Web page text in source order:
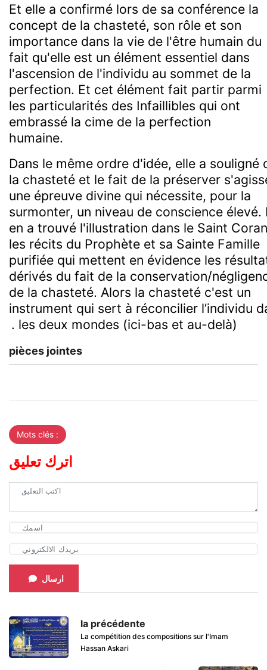
Et elle a confirmé lors de sa conférence la
concept de la chasteté, son rôle et son
importance dans la vie de l'être humain du
fait qu'elle est un élément essentiel dans
l'ascension de l'individu au sommet de la
perfection. Et cet élément fait partir parmi
les particularités des Infaillibles qui ont
embrassé la cime de la perfection
humaine.
Dans le même ordre d'idée, elle a souligné
la chasteté et le fait de la préserver
une épreuve divine qui nécessite, pour la
surmonter, un niveau de conscience élevé.
en a trouvé l'illustration dans le Saint
les récits du Prophète et sa Sainte Famille
purifiée qui mettent en évidence les
dérivés du fait de la conservation/
de la chasteté. Alors la chasteté c'est un
instrument qui sert à réconcilier l’individu
les deux mondes (ici-bas et au-delà).
pièces jointes
Mots clés :
اترك تعليق
ارسال
la précédente
La compétition des compositions sur l'Imam
Hassan Askari